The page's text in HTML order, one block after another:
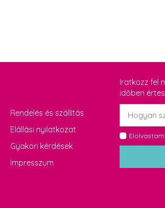
Rendelés és szállítás
Elállási nyilatkozat
Gyakori kérdések
Impresszum
Iratkozz fel
időben
Név
GDPR
*